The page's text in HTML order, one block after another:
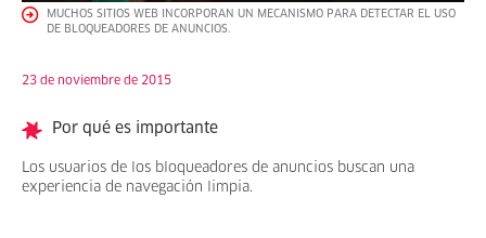
MUCHOS SITIOS WEB INCORPORAN UN MECANISMO PARA DETECTAR EL USO
DE BLOQUEADORES DE ANUNCIOS.
23 de noviembre de 2015
Por qué es importante
Los usuarios de los bloqueadores de anuncios buscan una
experiencia de navegación limpia.